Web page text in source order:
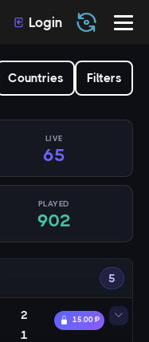
Login
Countries Filters
LIVE
65
PLAYED
902
5
2
1
15.00 Ᵽ